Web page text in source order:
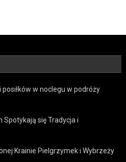
w noclegu w podróży
Spotykają się Tradycja i
Krainie Pielgrzymek i Wybrzeży